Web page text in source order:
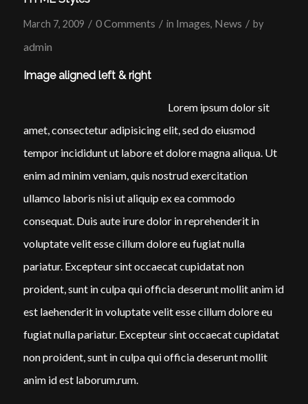
March 7, 2009 / 0 Comments / in Images, News / by
admin
Image aligned left & right
Lorem ipsum dolor sit
amet, consectetur adipisicing elit, sed do eiusmod
tempor incididunt ut labore et dolore magna aliqua. Ut
enim ad minim veniam, quis nostrud exercitation
ullamco laboris nisi ut aliquip ex ea commodo
consequat. Duis aute irure dolor in reprehenderit in
voluptate velit esse cillum dolore eu fugiat nulla
pariatur. Excepteur sint occaecat cupidatat non
proident, sunt in culpa qui officia deserunt mollit anim id
est laehenderit in voluptate velit esse cillum dolore eu
fugiat nulla pariatur. Excepteur sint occaecat cupidatat
non proident, sunt in culpa qui officia deserunt mollit
anim id est laborum.rum.